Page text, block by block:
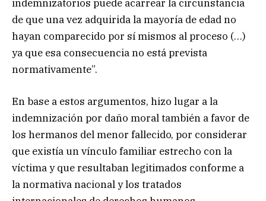
indemnizatorios puede acarrear la circunstancia
de que una vez adquirida la mayoría de edad no
hayan comparecido por sí mismos al proceso (…)
ya que esa consecuencia no está prevista
normativamente”.
En base a estos argumentos, hizo lugar a la
indemnización por daño moral también a favor de
los hermanos del menor fallecido, por considerar
que existía un vínculo familiar estrecho con la
víctima y que resultaban legitimados conforme a
la normativa nacional y los tratados